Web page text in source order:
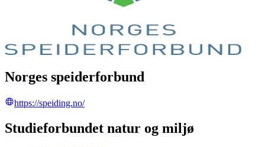
Norges speiderforbund
https://speiding.no/
Studieforbundet natur og miljø